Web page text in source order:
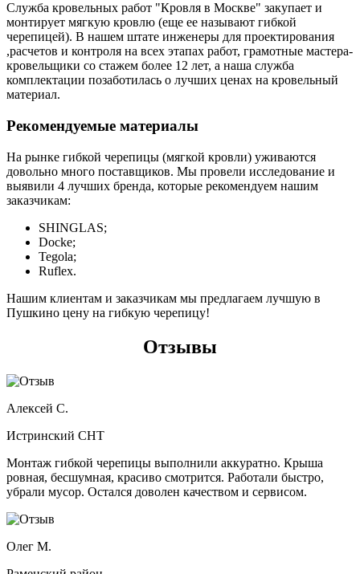
Служба кровельных работ "Кровля в Москве" закупает и
монтирует мягкую кровлю (еще ее называют гибкой
черепицей). В нашем штате инженеры для проектирования
,расчетов и контроля на всех этапах работ, грамотные мастера-
кровельщики со стажем более 12 лет, а наша служба
комплектации позаботилась о лучших ценах на кровельный
материал.
Рекомендуемые материалы
На рынке гибкой черепицы (мягкой кровли) уживаются
довольно много поставщиков. Мы провели исследование и
выявили 4 лучших бренда, которые рекомендуем нашим
заказчикам:
SHINGLAS;
Docke;
Tegola;
Ruflex.
Нашим клиентам и заказчикам мы предлагаем лучшую в
Пушкино цену на гибкую черепицу!
Отзывы
Алексей С.
Истринский СНТ
Монтаж гибкой черепицы выполнили аккуратно. Крыша
ровная, бесшумная, красиво смотрится. Работали быстро,
убрали мусор. Остался доволен качеством и сервисом.
Олег М.